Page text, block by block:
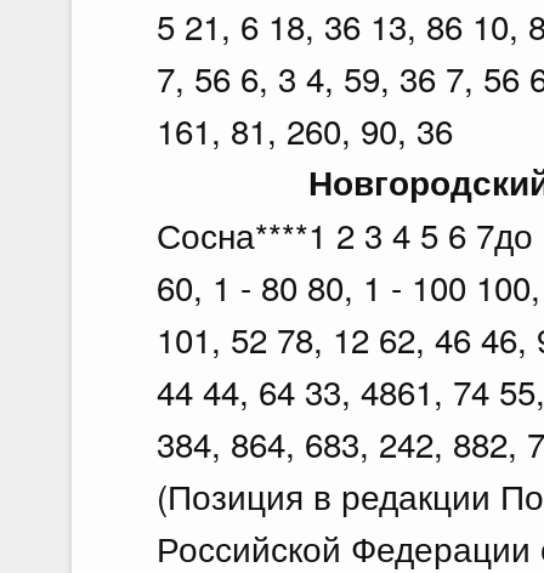
5 21, 6 18, 36 13, 86 10,
7, 56 6, 3 4, 59, 36 7, 56
161, 81, 260, 90, 36
Сосна****1 2 3 4 5 6
60, 1 - 80 80, 1 - 100
101, 52 78, 12 62, 46
44 44, 64 33, 4861, 74
384, 864, 683, 242, 882,
(Позиция в редакции
Российской